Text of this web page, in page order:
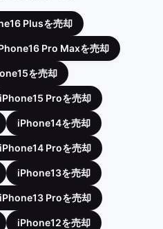
Plusを売却
Pro Maxを売却
を売却
iPhone15 Proを売却
iPhone14を売却
iPhone14 Proを売却
iPhone13を売却
iPhone13 Proを売却
iPhone12を売却